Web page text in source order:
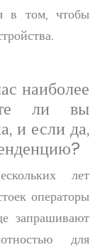
в том, чтобы
наиболее
ли вы
и если да,
лет
операторы
запрашивают
для